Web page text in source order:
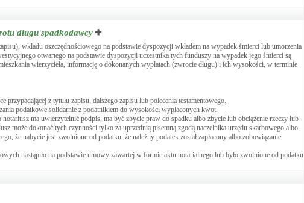
długu spadkodawcy
wkładu oszczędnościowego na podstawie dyspozycji wkładem na wypadek śmierci lub umorzenia
otwartego na podstawie dyspozycji uczestnika tych funduszy na wypadek jego śmierci są
wierzyciela, informację o dokonanych wypłatach (zwrocie długu) i ich wysokości, w terminie
z tytułu zapisu, dalszego zapisu lub polecenia testamentowego.
podatkowe solidarnie z podatnikiem do wysokości wypłaconych kwot.
ma uwierzytelnić podpis, ma być zbycie praw do spadku albo zbycie lub obciążenie rzeczy lub
może dokonać tych czynności tylko za uprzednią pisemną zgodą naczelnika urzędu skarbowego albo
że nabycie jest zwolnione od podatku, że należny podatek został zapłacony albo zobowiązanie
nastąpiło na podstawie umowy zawartej w formie aktu notarialnego lub było zwolnione od podatku